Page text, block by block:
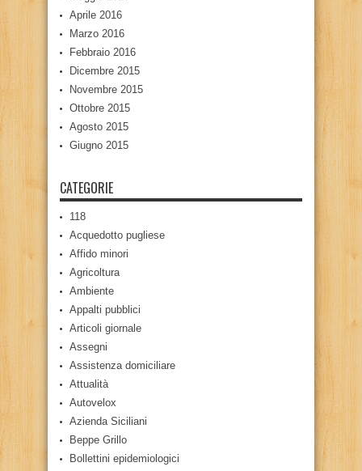
Aprile 2016
Marzo 2016
Febbraio 2016
Dicembre 2015
Novembre 2015
Ottobre 2015
Agosto 2015
Giugno 2015
CATEGORIE
118
Acquedotto pugliese
Affido minori
Agricoltura
Ambiente
Appalti pubblici
Articoli giornale
Assegni
Assistenza domiciliare
Attualità
Autovelox
Azienda Siciliani
Beppe Grillo
Bollettini epidemiologici